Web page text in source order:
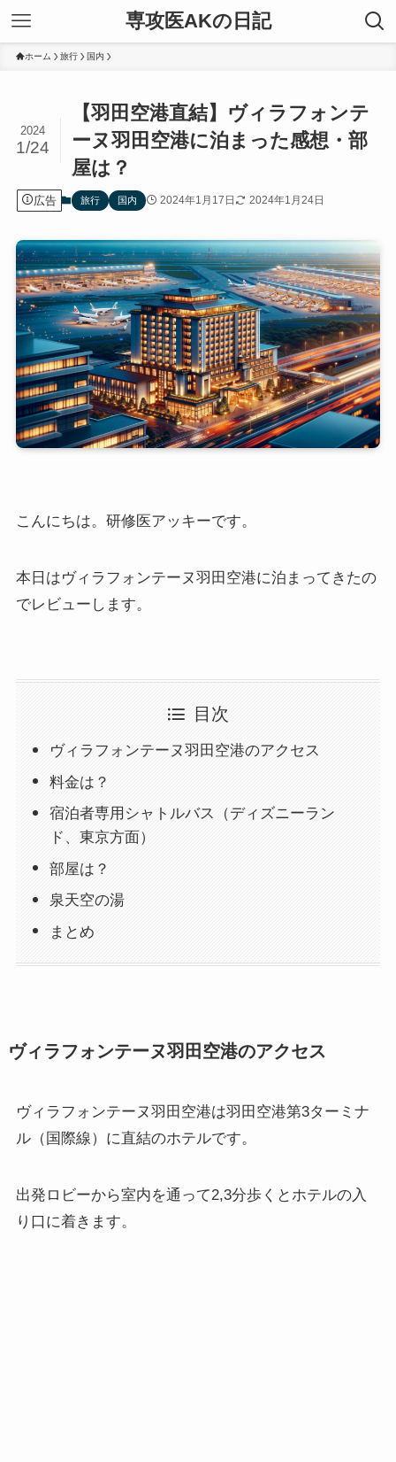
専攻医AKの日記
ホーム 旅行 国内
【羽田空港直結】ヴィラフォンテ
ーヌ羽田空港に泊まった感想・部
屋は？
2024
1/24
広告 旅行 国内 2024年1月17日 2024年1月24日
こんにちは。研修医アッキーです。
本日はヴィラフォンテーヌ羽田空港に泊まってきたの
でレビューします。
目次
ヴィラフォンテーヌ羽田空港のアクセス
料金は？
宿泊者専用シャトルバス（ディズニーラン
ド、東京方面）
部屋は？
泉天空の湯
まとめ
ヴィラフォンテーヌ羽田空港のアクセス
ヴィラフォンテーヌ羽田空港は羽田空港第3ターミナ
ル（国際線）に直結のホテルです。
出発ロビーから室内を通って2,3分歩くとホテルの入
り口に着きます。